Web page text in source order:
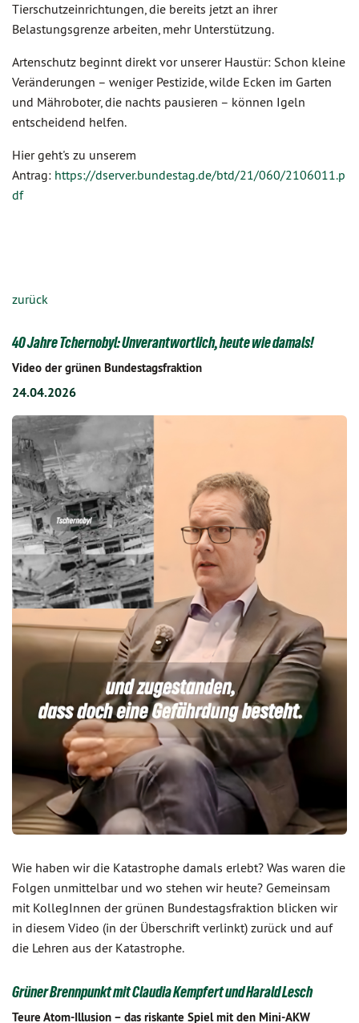
Tierschutzeinrichtungen, die bereits jetzt an ihrer
Belastungsgrenze arbeiten, mehr Unterstützung.
Artenschutz beginnt direkt vor unserer Haustür: Schon kleine
Veränderungen – weniger Pestizide, wilde Ecken im Garten
und Mähroboter, die nachts pausieren – können Igeln
entscheidend helfen.
Hier geht's zu unserem
Antrag: https://dserver.bundestag.de/btd/21/060/2106011.p
df
zurück
40 Jahre Tchernobyl: Unverantwortlich, heute wie damals!
Video der grünen Bundestagsfraktion
24.04.2026
Wie haben wir die Katastrophe damals erlebt? Was waren die
Folgen unmittelbar und wo stehen wir heute? Gemeinsam
mit KollegInnen der grünen Bundestagsfraktion blicken wir
in diesem Video (in der Überschrift verlinkt) zurück und auf
die Lehren aus der Katastrophe.
Grüner Brennpunkt mit Claudia Kempfert und Harald Lesch
Teure Atom-Illusion – das riskante Spiel mit den Mini-AKW